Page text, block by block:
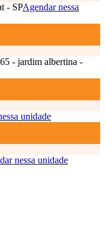
- SPAgendar nessa
- jardim albertina -
unidade
nessa unidade